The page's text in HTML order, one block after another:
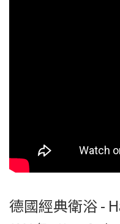
德國經典衛浴 -